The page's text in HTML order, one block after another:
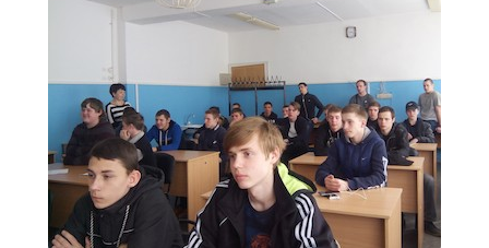
Расписание занятий
Локальные акты
ВОСПИТАТЕЛЬНАЯ РАБОТА
Безопасность на железной дороге
ГТО
Дополнительное образование